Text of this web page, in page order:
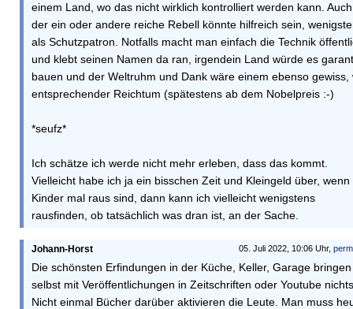
einem Land, wo das nicht wirklich kontrolliert werden kann. Auch
der ein oder andere reiche Rebell könnte hilfreich sein,
als Schutzpatron. Notfalls macht man einfach die Technik
und klebt seinen Namen da ran, irgendein Land würde es
bauen und der Weltruhm und Dank wäre einem ebenso gewiss,
entsprechender Reichtum (spätestens ab dem Nobelpreis :-)
*seufz*
Ich schätze ich werde nicht mehr erleben, dass das kommt.
Vielleicht habe ich ja ein bisschen Zeit und Kleingeld über, wenn
Kinder mal raus sind, dann kann ich vielleicht wenigstens
rausfinden, ob tatsächlich was dran ist, an der Sache.
05. Juli 2022, 10:06 Uhr,
Johann-Horst
Die schönsten Erfindungen in der Küche, Keller, Garage bringen
selbst mit Veröffentlichungen in Zeitschriften oder Youtube
Nicht einmal Bücher darüber aktivieren die Leute. Man muss